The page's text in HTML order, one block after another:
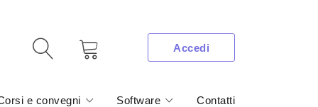
Accedi
e convegni Software Contatti